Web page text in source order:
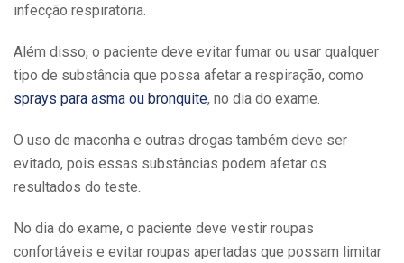
infecção respiratória.
Além disso, o paciente deve evitar fumar ou usar qualquer
tipo de substância que possa afetar a respiração, como
sprays para asma ou bronquite, no dia do exame.
O uso de maconha e outras drogas também deve ser
evitado, pois essas substâncias podem afetar os
resultados do teste.
No dia do exame, o paciente deve vestir roupas
confortáveis e evitar roupas apertadas que possam limitar